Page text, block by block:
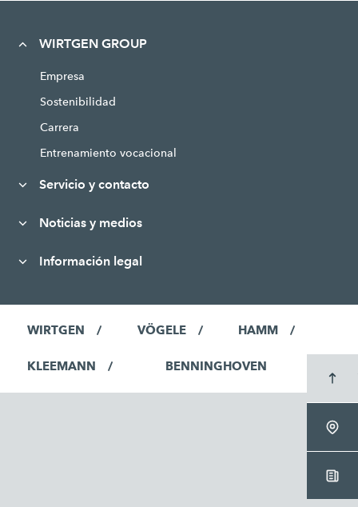
WIRTGEN GROUP
Empresa
Sostenibilidad
Carrera
Entrenamiento vocacional
Servicio y contacto
Noticias y medios
Información legal
WIRTGEN VÖGELE HAMM
KLEEMANN BENNINGHOVEN